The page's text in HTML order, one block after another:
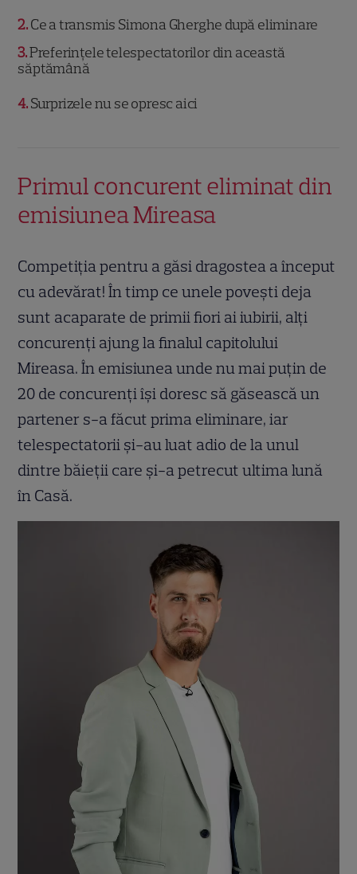
2 Ce a transmis Simona Gherghe după eliminare
3 Preferințele telespectatorilor din această
săptămână
4 Surprizele nu se opresc aici
Primul concurent eliminat din
emisiunea Mireasa
Competiția pentru a găsi dragostea a început
cu adevărat! În timp ce unele povești deja
sunt acaparate de primii fiori ai iubirii, alți
concurenți ajung la finalul capitolului
Mireasa. În emisiunea unde nu mai puțin de
20 de concurenți își doresc să găsească un
partener s-a făcut prima eliminare, iar
telespectatorii și-au luat adio de la unul
dintre băieții care și-a petrecut ultima lună
în Casă.